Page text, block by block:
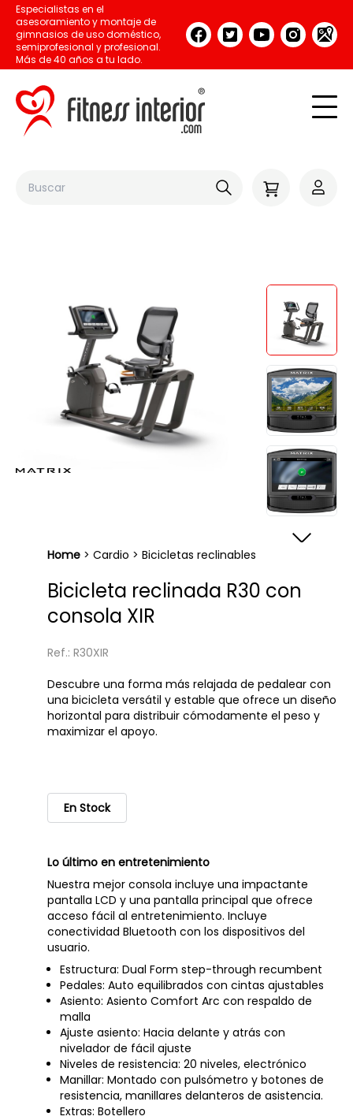
Especialistas en el
asesoramiento y montaje de
gimnasios de uso doméstico,
semiprofesional y profesional.
Más de 40 años a tu lado.
Home > Cardio > Bicicletas reclinables
Bicicleta reclinada R30 con
consola XIR
Ref.: R30XIR
Descubre una forma más relajada de pedalear con
una bicicleta versátil y estable que ofrece un diseño
horizontal para distribuir cómodamente el peso y
maximizar el apoyo.
En Stock
Lo último en entretenimiento
Nuestra mejor consola incluye una impactante
pantalla LCD y una pantalla principal que ofrece
acceso fácil al entretenimiento. Incluye
conectividad Bluetooth con los dispositivos del
usuario.
Estructura: Dual Form step-through recumbent
Pedales: Auto equilibrados con cintas ajustables
Asiento: Asiento Comfort Arc con respaldo de
malla
Ajuste asiento: Hacia delante y atrás con
nivelador de fácil ajuste
Niveles de resistencia: 20 niveles, electrónico
Manillar: Montado con pulsómetro y botones de
resistencia, manillares delanteros de asistencia.
Extras: Botellero